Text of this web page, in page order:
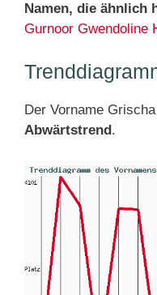
Namen, die ähnlich
Gurnoor Gwendoline
Der Vorname
Abwärtstrend.